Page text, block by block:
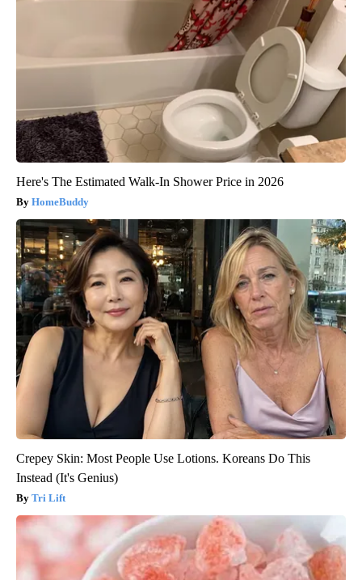
Here's The Estimated Walk-In Shower Price in 2026
HomeBuddy
Crepey Skin: Most People Use Lotions. Koreans Do This
Instead (It's Genius)
Tri Lift